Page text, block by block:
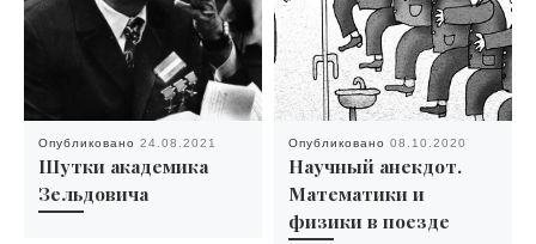
Опубликовано 24.08.2021
Шутки академика
Зельдовича
Опубликовано 08.10.2020
Научный анекдот.
Математики и
физики в поезде